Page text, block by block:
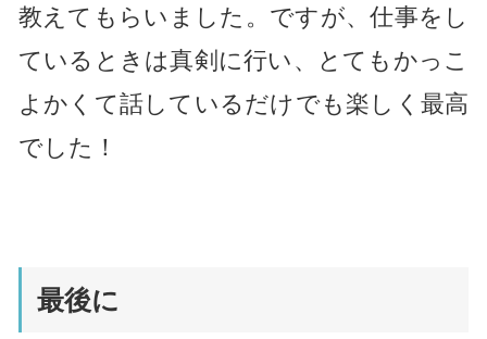
教えてもらいました。ですが、仕事をし
ているときは真剣に行い、とてもかっこ
よかくて話しているだけでも楽しく最高
でした！
最後に